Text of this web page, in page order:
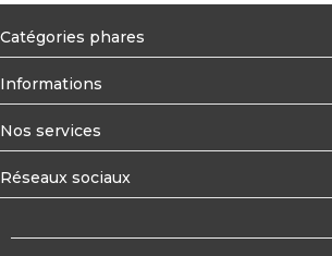
Catégories phares
Informations
Nos services
Réseaux sociaux